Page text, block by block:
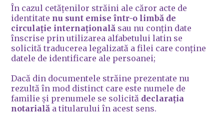
În cazul cetățenilor străini ale căror acte de
identitate nu sunt emise într-o limbă de
circulație internațională sau nu conțin date
înscrise prin utilizarea alfabetului latin se
solicită traducerea legalizată a filei care conține
datele de identificare ale persoanei;
Dacă din documentele străine prezentate nu
rezultă în mod distinct care este numele de
familie şi prenumele se solicită declaraţia
notarială a titularului în acest sens.